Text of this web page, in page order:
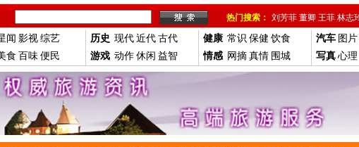
热门搜索： 刘芳菲 董卿 王菲 林志
闻 影视综艺
食 百味便民
历史 现代近代古代
游戏 动作休闲 益智
健康 常识 保健 饮食
情感 网摘真情 围城
汽车 图片
写真心理